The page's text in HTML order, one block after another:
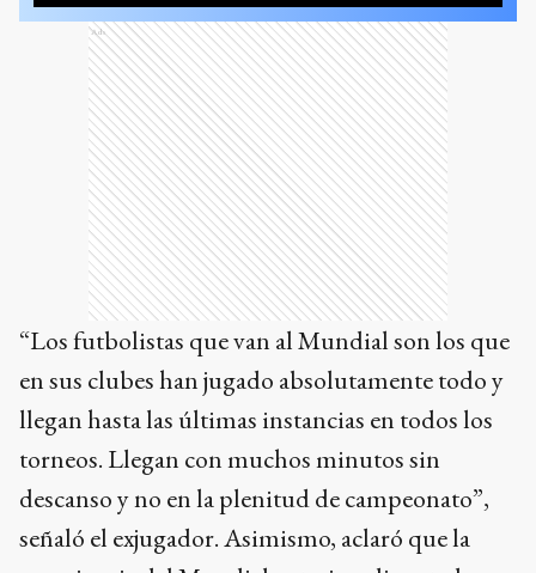
Ads
“Los futbolistas que van al Mundial son los que
en sus clubes han jugado absolutamente todo y
llegan hasta las últimas instancias en todos los
torneos. Llegan con muchos minutos sin
descanso y no en la plenitud de campeonato”,
señaló el exjugador. Asimismo, aclaró que la